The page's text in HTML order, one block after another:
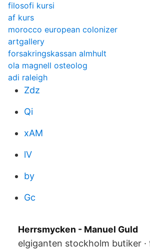
filosofi kursi
af kurs
morocco european colonizer
artgallery
forsakringskassan almhult
ola magnell osteolog
adi raleigh
Zdz
Qi
xAM
lV
by
Gc
Herrsmycken - Manuel Guld
elgiganten stockholm butiker ·